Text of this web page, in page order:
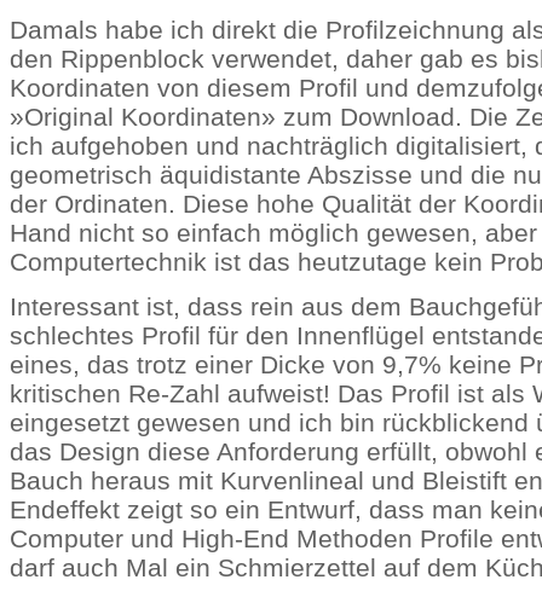
Damals habe ich direkt die Profilzeichnung
den Rippenblock verwendet, daher gab es
Koordinaten von diesem Profil und
»Original Koordinaten» zum Download. Die
ich aufgehoben und nachträglich digitalisiert,
geometrisch äquidistante Abszisse und die
der Ordinaten. Diese hohe Qualität der
Hand nicht so einfach möglich gewesen,
Computertechnik ist das heutzutage kein
Interessant ist, dass rein aus dem
schlechtes Profil für den Innenflügel
eines, das trotz einer Dicke von 9,7% keine
kritischen Re-Zahl aufweist! Das Profil ist als
eingesetzt gewesen und ich bin rückblickend
das Design diese Anforderung erfüllt, obwohl
Bauch heraus mit Kurvenlineal und Bleistift
Endeffekt zeigt so ein Entwurf, dass man
Computer und High-End Methoden Profile
darf auch Mal ein Schmierzettel auf dem